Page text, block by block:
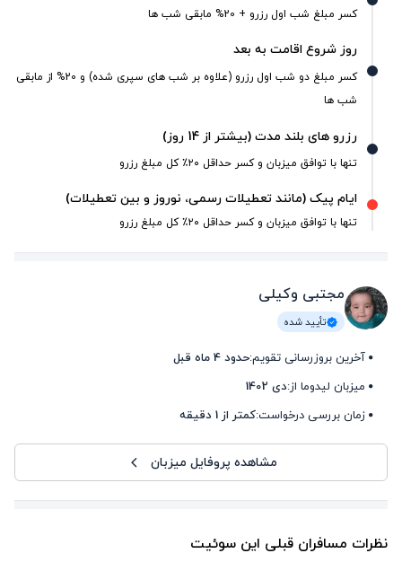
کسر مبلغ شب اول رزرو + 20% مابقی شب ها
روز شروع اقامت به بعد
کسر مبلغ دو شب اول رزرو (علاوه بر شب های سپری شده) و 20% از مابقی
شب ها
رزرو های بلند مدت (بیشتر از 14 روز)
تنها با توافق میزبان و کسر حداقل ۲۰٪ کل مبلغ رزرو
ایام پیک (مانند تعطیلات رسمی، نوروز و بین تعطیلات)
تنها با توافق میزبان و کسر حداقل ۲۰٪ کل مبلغ رزرو
مجتبی وکیلی
تأیید شده
آخرین بروزرسانی تقویم:حدود 4 ماه قبل
میزبان لیدوما از:دی 1402
زمان بررسی درخواست:کمتر از 1 دقیقه
مشاهده پروفایل میزبان
نظرات مسافران قبلی این سوئیت